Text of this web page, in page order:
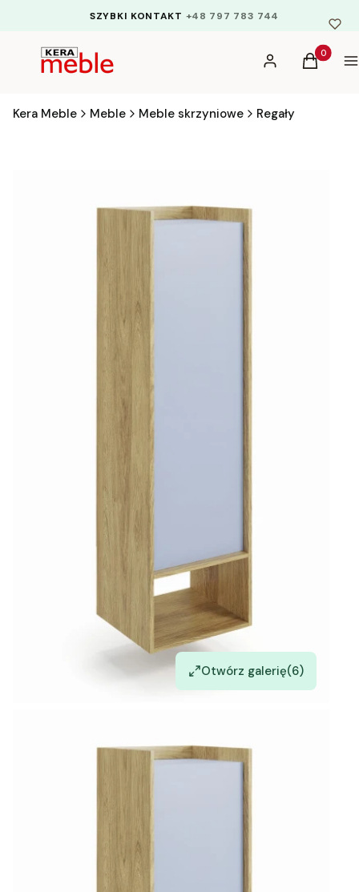
SZYBKI KONTAKT +48 797 783 744
Zaloguj sięProdukty
Koszyk
Kera Meble Meble Meble skrzyniowe Regały
Otwórz galerię(6)